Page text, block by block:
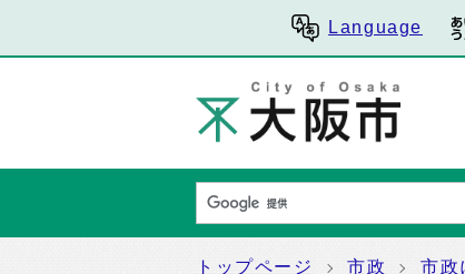
Language
トップページ 市政 市政